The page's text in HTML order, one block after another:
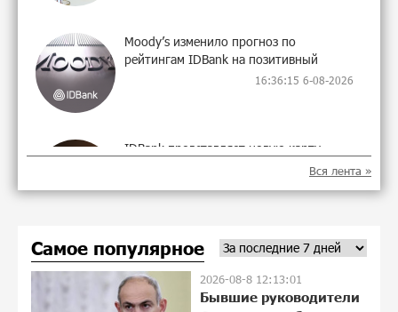
Moody’s изменило прогноз по
рейтингам IDBank на позитивный
16:36:15 6-08-2026
IDBank представляет новую карту
Mastercard World с преимуществами для
Ucom и FPWC обеспечат
круглосуточный мониторинг дикой
природы в Гнишике с помощью
солнечной энергии
Вся лента »
Самое популярное
2026-08-8 12:13:01
Бывшие руководители